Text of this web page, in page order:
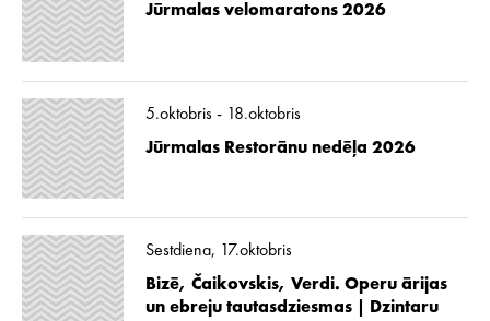
Jūrmalas velomaratons 2026
5.oktobris - 18.oktobris
Jūrmalas Restorānu nedēļa 2026
Sestdiena, 17.oktobris
Bizē, Čaikovskis, Verdi. Operu ārijas
un ebreju tautasdziesmas | Dzintaru